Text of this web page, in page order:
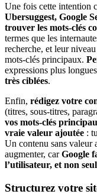
Une fois cette intention
Ubersuggest, Google
trouver les mots-clés
termes que les
recherche, et leur
mots-clés principaux.
expressions plus
très ciblées.
Enfin, rédigez votre
(titres, sous-titres,
vos mots-clés
vraie valeur ajoutée :
Un contenu sans valeur
augmenter, carGoogle
l’utilisateur, et non
Structurez votre